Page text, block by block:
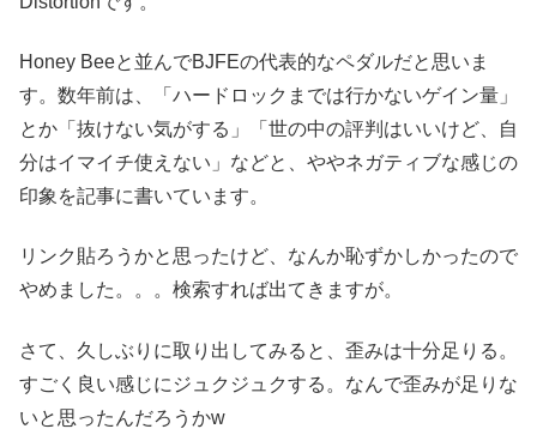
Honey Beeと並んでBJFEの代表的なペダルだと思いま
す。数年前は、「ハードロックまでは行かないゲイン量」
とか「抜けない気がする」「世の中の評判はいいけど、自
分はイマイチ使えない」などと、ややネガティブな感じの
印象を記事に書いています。
リンク貼ろうかと思ったけど、なんか恥ずかしかったので
やめました。。。検索すれば出てきますが。
さて、久しぶりに取り出してみると、歪みは十分足りる。
すごく良い感じにジュクジュクする。なんで歪みが足りな
いと思ったんだろうかw